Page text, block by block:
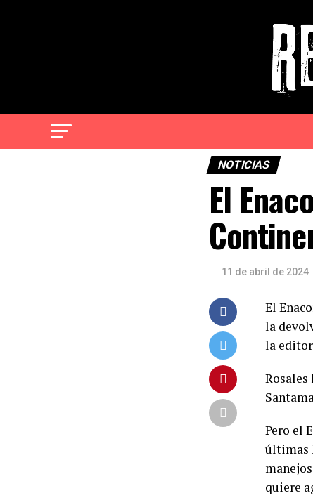
NOTICIAS
El
11 de abril de 2024
El
la
la
Pero el
últimas
quiere